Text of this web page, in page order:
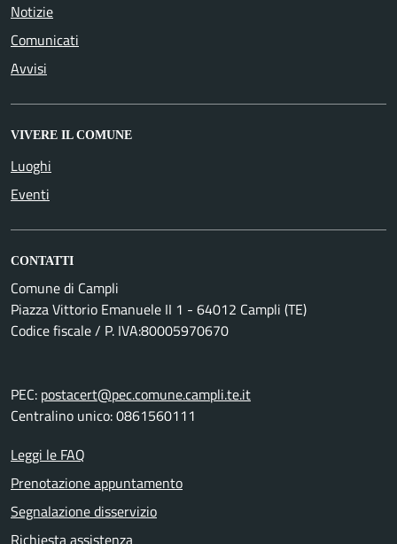
Notizie
Comunicati
Avvisi
VIVERE IL COMUNE
Luoghi
Eventi
CONTATTI
Comune di Campli
Piazza Vittorio Emanuele II 1 - 64012 Campli (TE)
Codice fiscale / P. IVA:80005970670
PEC: postacert@pec.comune.campli.te.it
Centralino unico: 0861560111
Leggi le FAQ
Prenotazione appuntamento
Segnalazione disservizio
Richiesta assistenza